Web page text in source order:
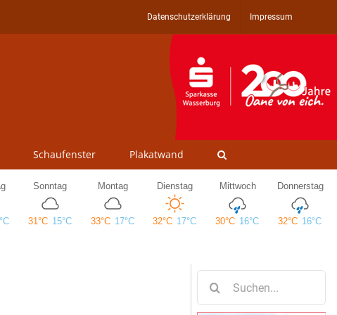
Datenschutzerklärung Impressum
Schaufenster Plakatwand
nach: